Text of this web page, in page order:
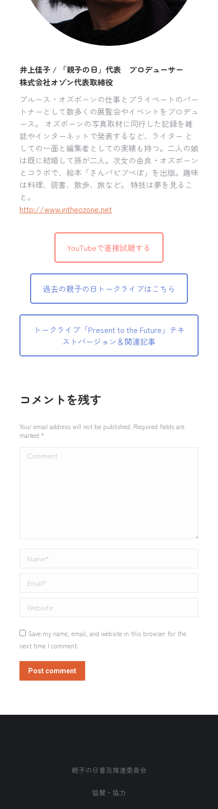
井上佳子 / 「親子の日」代表 プロデューサー
株式会社オゾン代表取締役
ブルース・オズボーンの仕事とプライベートのパー
トナーとして数多くの展覧会やイベントをプロデュ
ース。 オズボーンの写真取材に同行した記録を雑
誌やインターネットで発表するなど、ライター と
しての一面と編集者としての実績も持つ。二人の娘
は既に結婚して孫が二人。次女の由良・オズボーン
とコラボで、絵本「さんパピプペぽ」を出版。趣味
は料理、読書、散歩、旅など。 特技は夢を見るこ
と。
http://www.intheozone.net
YouTubeで直接試聴する
過去の親子の日トークライブはこちら
トークライブ「Present to the Future」テキ
ストバージョン＆関連記事
コメントを残す
Your email address will not be published. Required fields are
marked *
Comment
Name *
Email *
Website
Save my name, email, and website in this browser for the
next time I comment.
Post comment
親子の日普及推進委員会
協賛・協力